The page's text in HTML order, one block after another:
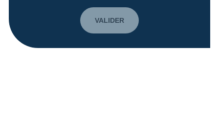
VALIDER